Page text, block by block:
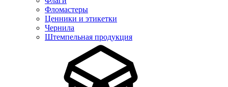
Фломастеры
Ценники и этикетки
Чернила
Штемпельная продукция